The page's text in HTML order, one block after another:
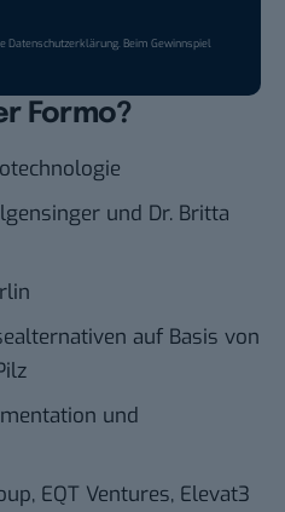
Datenschutzerklärung. Beim Gewinnspiel
Formo?
und Dr. Britta
auf Basis von
und
EQT Ventures, Elevat3